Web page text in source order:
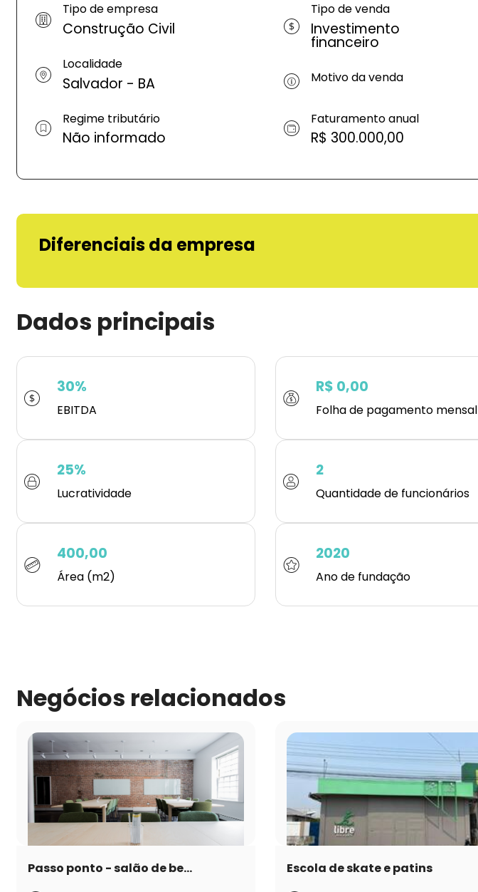
Tipo de empresa
Construção Civil
Localidade
Salvador - BA
Regime tributário
Não informado
Tipo de venda
Investimento
financeiro
Motivo da venda
Faturamento anual
R$ 300.000,00
Diferenciais da empresa
Dados principais
30%
EBITDA
R$ 0,00
Folha de pagamento mensal
25%
Lucratividade
2
Quantidade de funcionários
400,00
Área (m2)
2020
Ano de fundação
Negócios relacionados
Passo ponto - salão de be... Escola de skate e patins